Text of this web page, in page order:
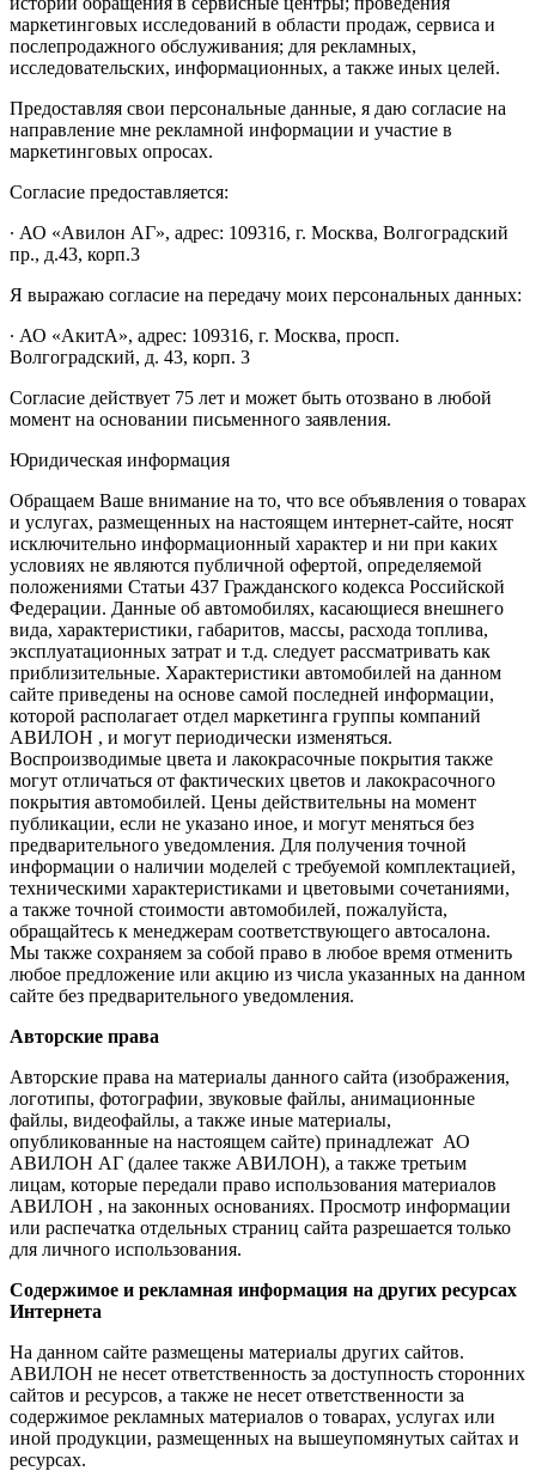
маркетинговых исследований в области продаж, сервиса и
послепродажного обслуживания; для рекламных,
исследовательских, информационных, а также иных целей.
Предоставляя свои персональные данные, я даю согласие на
направление мне рекламной информации и участие в
маркетинговых опросах.
Согласие предоставляется:
∙ АО «Авилон АГ», адрес: 109316, г. Москва, Волгоградский
пр., д.43, корп.3
Я выражаю согласие на передачу моих персональных данных:
∙ АО «АкитА», адрес: 109316, г. Москва, просп.
Волгоградский, д. 43, корп. 3
Согласие действует 75 лет и может быть отозвано в любой
момент на основании письменного заявления.
Юридическая информация
Обращаем Ваше внимание на то, что все объявления о товарах
и услугах, размещенных на настоящем интернет-сайте, носят
исключительно информационный характер и ни при каких
условиях не являются публичной офертой, определяемой
положениями Статьи 437 Гражданского кодекса Российской
Федерации. Данные об автомобилях, касающиеся внешнего
вида, характеристики, габаритов, массы, расхода топлива,
эксплуатационных затрат и т.д. следует рассматривать как
приблизительные. Характеристики автомобилей на данном
сайте приведены на основе самой последней информации,
которой располагает отдел маркетинга группы компаний
АВИЛОН , и могут периодически изменяться.
Воспроизводимые цвета и лакокрасочные покрытия также
могут отличаться от фактических цветов и лакокрасочного
покрытия автомобилей. Цены действительны на момент
публикации, если не указано иное, и могут меняться без
предварительного уведомления. Для получения точной
информации о наличии моделей с требуемой комплектацией,
техническими характеристиками и цветовыми сочетаниями,
а также точной стоимости автомобилей, пожалуйста,
обращайтесь к менеджерам соответствующего автосалона.
Мы также сохраняем за собой право в любое время отменить
любое предложение или акцию из числа указанных на данном
сайте без предварительного уведомления.
Авторские права
Авторские права на материалы данного сайта (изображения,
логотипы, фотографии, звуковые файлы, анимационные
файлы, видеофайлы, а также иные материалы,
опубликованные на настоящем сайте) принадлежат АО
АВИЛОН АГ (далее также АВИЛОН), а также третьим
лицам, которые передали право использования материалов
АВИЛОН , на законных основаниях. Просмотр информации
или распечатка отдельных страниц сайта разрешается только
для личного использования.
Содержимое и рекламная информация на других ресурсах
Интернета
На данном сайте размещены материалы других сайтов.
АВИЛОН не несет ответственность за доступность сторонних
сайтов и ресурсов, а также не несет ответственности за
содержимое рекламных материалов о товарах, услугах или
иной продукции, размещенных на вышеупомянутых сайтах и
ресурсах.